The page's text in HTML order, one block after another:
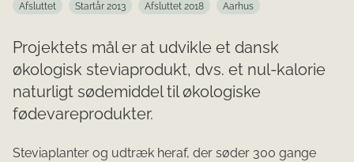
Afsluttet
Startår 2013 Afsluttet 2018 Aarhus
Projektets mål er at udvikle et dansk
økologisk steviaprodukt, dvs. et nul-kalorie
naturligt sødemiddel til økologiske
fødevareprodukter.
Steviaplanter og udtræk heraf, der søder 300 gange